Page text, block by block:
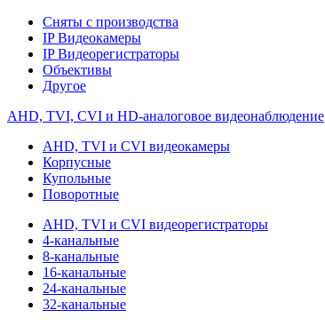
Сняты с производства
IP Видеокамеры
IP Видеорегистраторы
Объективы
Другое
AHD, TVI, CVI и HD-аналоговое видеонаблюдение
AHD, TVI и CVI видеокамеры
Корпусные
Купольные
Поворотные
AHD, TVI и CVI видеорегистраторы
4-канальные
8-канальные
16-канальные
24-канальные
32-канальные